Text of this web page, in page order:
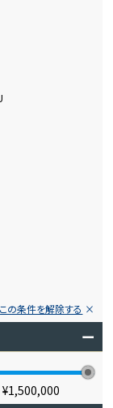
この条件を解除する
ー
¥1,500,000